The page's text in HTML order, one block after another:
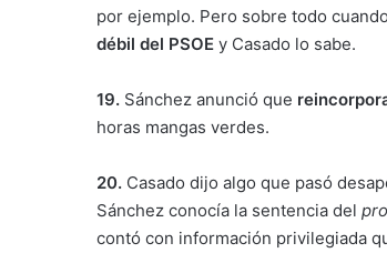
por ejemplo. Pero sobre todo
débil del PSOE y Casado lo sabe.
19. Sánchez anunció que
horas mangas verdes.
20. Casado dijo algo que pasó
Sánchez conocía la sentencia del
contó con información privilegiada